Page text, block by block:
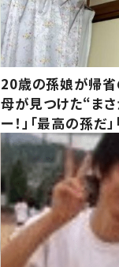
20歳の孫娘が帰省
母が見つけた“ま
ー！」「最高の孫だ